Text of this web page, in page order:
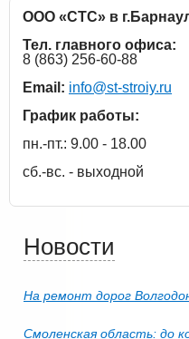
ООО «СТС» в
Тел. главного офиса:
8 (863) 256-60-88
Email: info@st-stroiy.ru
График работы:
пн.-пт.: 9.00 - 18.00
сб.-вс. - выходной
Новости
На ремонт дорог
Смоленская область: до